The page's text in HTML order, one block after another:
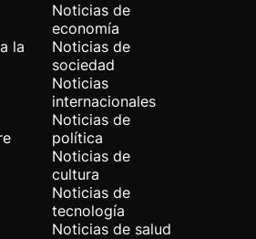
la
Noticias de
economía
Noticias de
sociedad
Noticias
internacionales
Noticias de
política
Noticias de
cultura
Noticias de
tecnología
Noticias de salud